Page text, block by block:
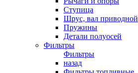
Ступица
Шрус, вал приводной
Пружины
Детали полуосей
Фильтры
Фильтры
назад